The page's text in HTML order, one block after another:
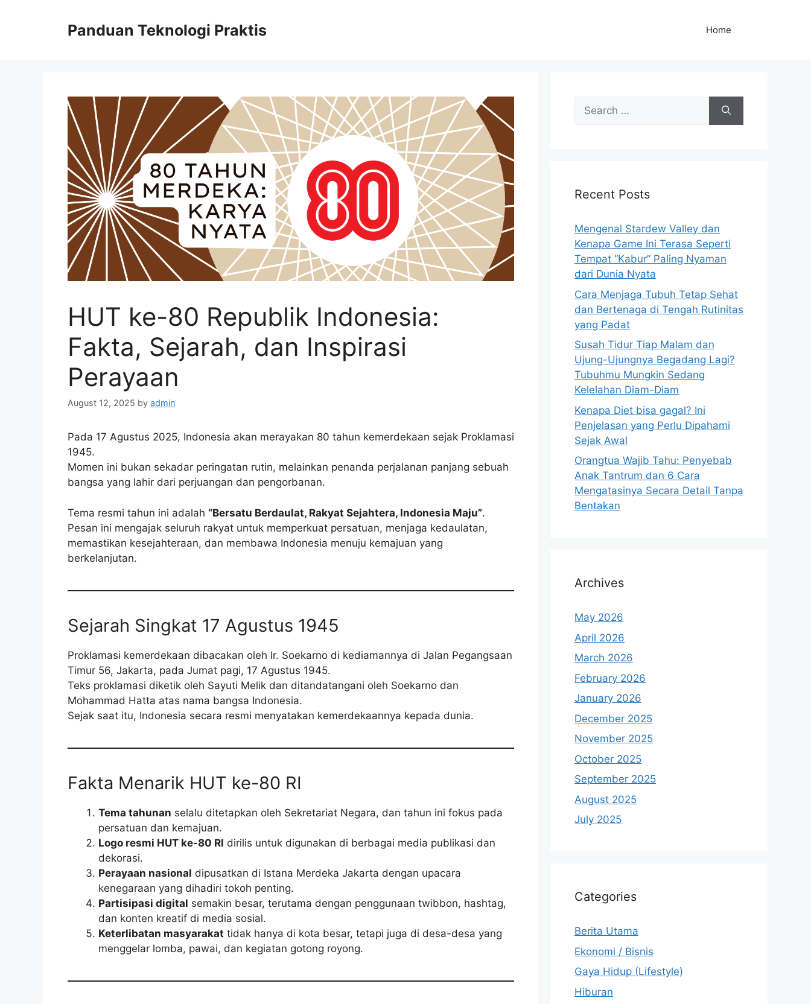
Panduan Teknologi Praktis Home
HUT ke-80 Republik Indonesia:
Fakta, Sejarah, dan Inspirasi
Perayaan
August 12, 2025 by admin
Pada 17 Agustus 2025, Indonesia akan merayakan 80 tahun kemerdekaan sejak Proklamasi
1945.
Momen ini bukan sekadar peringatan rutin, melainkan penanda perjalanan panjang sebuah
bangsa yang lahir dari perjuangan dan pengorbanan.
Tema resmi tahun ini adalah “Bersatu Berdaulat, Rakyat Sejahtera, Indonesia Maju”.
Pesan ini mengajak seluruh rakyat untuk memperkuat persatuan, menjaga kedaulatan,
memastikan kesejahteraan, dan membawa Indonesia menuju kemajuan yang
berkelanjutan.
Sejarah Singkat 17 Agustus 1945
Proklamasi kemerdekaan dibacakan oleh Ir. Soekarno di kediamannya di Jalan Pegangsaan
Timur 56, Jakarta, pada Jumat pagi, 17 Agustus 1945.
Teks proklamasi diketik oleh Sayuti Melik dan ditandatangani oleh Soekarno dan
Mohammad Hatta atas nama bangsa Indonesia.
Sejak saat itu, Indonesia secara resmi menyatakan kemerdekaannya kepada dunia.
Fakta Menarik HUT ke-80 RI
Tema tahunan selalu ditetapkan oleh Sekretariat Negara, dan tahun ini fokus pada
persatuan dan kemajuan.
Logo resmi HUT ke-80 RI dirilis untuk digunakan di berbagai media publikasi dan
dekorasi.
Perayaan nasional dipusatkan di Istana Merdeka Jakarta dengan upacara
kenegaraan yang dihadiri tokoh penting.
Partisipasi digital semakin besar, terutama dengan penggunaan twibbon, hashtag,
dan konten kreatif di media sosial.
Keterlibatan masyarakat tidak hanya di kota besar, tetapi juga di desa-desa yang
menggelar lomba, pawai, dan kegiatan gotong royong.
f
r
:
Recent Posts
Mengenal Stardew Valley dan
Kenapa Game Ini Terasa Seperti
Tempat “Kabur” Paling Nyaman
dari Dunia Nyata
Cara Menjaga Tubuh Tetap Sehat
dan Bertenaga di Tengah Rutinitas
yang Padat
Susah Tidur Tiap Malam dan
Ujung-Ujungnya Begadang Lagi?
Tubuhmu Mungkin Sedang
Kelelahan Diam-Diam
Kenapa Diet bisa gagal? Ini
Penjelasan yang Perlu Dipahami
Sejak Awal
Orangtua Wajib Tahu: Penyebab
Anak Tantrum dan 6 Cara
Mengatasinya Secara Detail Tanpa
Bentakan
Archives
May 2026
April 2026
March 2026
February 2026
January 2026
December 2025
November 2025
October 2025
September 2025
August 2025
July 2025
Categories
Berita Utama
Ekonomi / Bisnis
Gaya Hidup (Lifestyle)
Hiburan